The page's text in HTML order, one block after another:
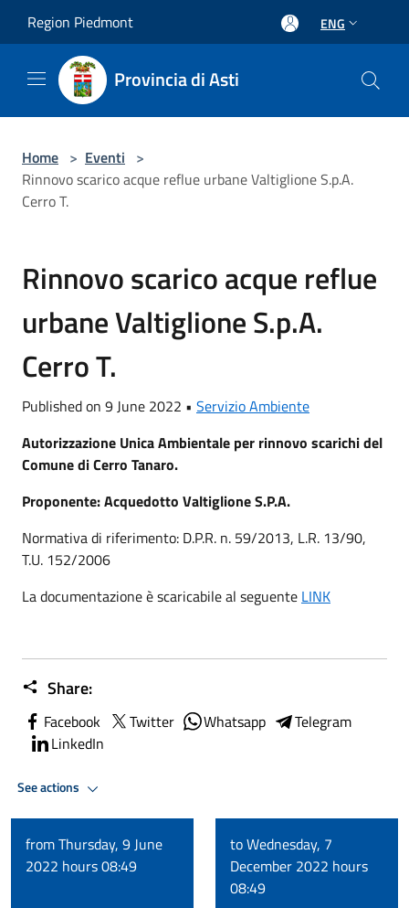
Region Piedmont ENG
Provincia di Asti
Home > Eventi >
Rinnovo scarico acque reflue urbane Valtiglione S.p.A.
Cerro T.
Rinnovo scarico acque reflue
urbane Valtiglione S.p.A.
Cerro T.
Published on 9 June 2022 • Servizio Ambiente
Autorizzazione Unica Ambientale per rinnovo scarichi del
Comune di Cerro Tanaro.
Proponente: Acquedotto Valtiglione S.P.A.
Normativa di riferimento: D.P.R. n. 59/2013, L.R. 13/90,
T.U. 152/2006
La documentazione è scaricabile al seguente LINK
Share:
Facebook Twitter Whatsapp
Telegram
LinkedIn
See actions
from Thursday, 9 June
2022 hours 08:49
to Wednesday, 7
December 2022 hours
08:49